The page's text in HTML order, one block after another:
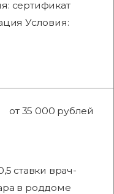
сертификат
Условия:
от 35 000 рублей
ставки врач-
в роддоме